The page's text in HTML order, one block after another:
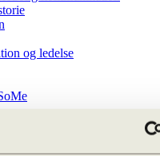
og ledelse